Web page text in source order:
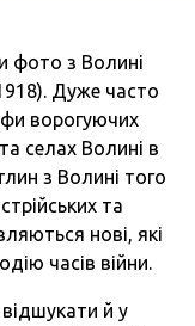
фото з Волині
Дуже часто
ворогуючих
селах Волині в
з Волині того
та
нові, які
часів війни.
й у